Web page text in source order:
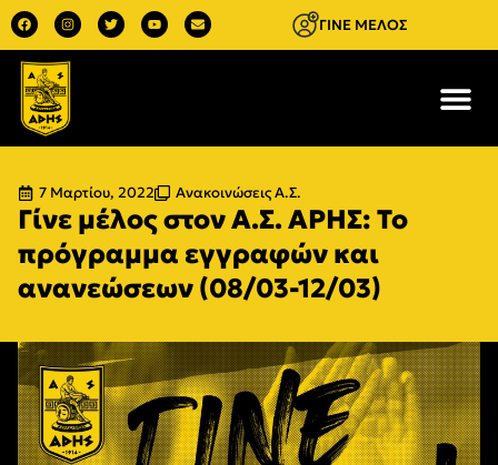
ΓΙΝΕ ΜΕΛΟΣ
7 Μαρτίου, 2022 Ανακοινώσεις Α.Σ.
Γίνε μέλος στον Α.Σ. ΑΡΗΣ: Το
πρόγραμμα εγγραφών και
ανανεώσεων (08/03-12/03)